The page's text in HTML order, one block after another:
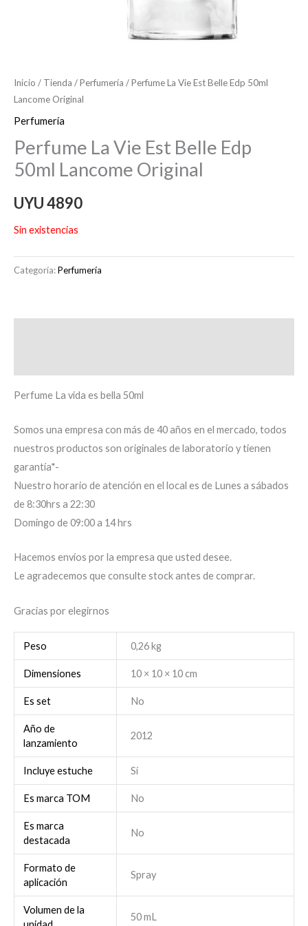
Inicio / Tienda /Perfumería / Perfume La Vie Est Belle Edp 50ml
Lancome Original
Perfumería
Perfume La Vie Est Belle Edp
50ml Lancome Original
UYU4890
Sin existencias
Categoría:Perfumería
Perfume La vida es bella 50ml
Somos una empresa con más de 40 años en el mercado, todos
nuestros productos son originales de laboratorio y tienen
garantía*-
Nuestro horario de atención en el local es de Lunes a sábados
de 8:30hrs a 22:30
Domingo de 09:00 a 14 hrs
Hacemos envíos por la empresa que usted desee.
Le agradecemos que consulte stock antes de comprar.
Gracias por elegirnos
Peso 0,26 kg
Dimensiones 10 × 10 × 10 cm
Es set No
Año de
lanzamiento
2012
Incluye estuche Sí
Es marca TOM No
Es marca
destacada
No
Formato de
aplicación
Spray
Volumen de la
50 mL